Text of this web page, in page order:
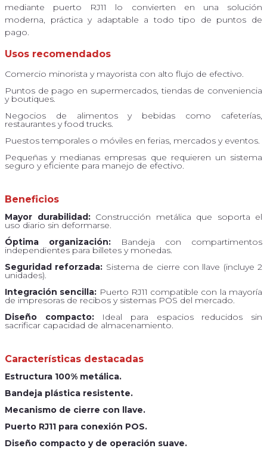
mediante puerto RJ11 lo convierten en una solución
moderna, práctica y adaptable a todo tipo de puntos de
pago.
Usos recomendados
Comercio minorista y mayorista con alto flujo de efectivo.
Puntos de pago en supermercados, tiendas de conveniencia
y boutiques.
Negocios de alimentos y bebidas como cafeterías,
restaurantes y food trucks.
Puestos temporales o móviles en ferias, mercados y eventos.
Pequeñas y medianas empresas que requieren un sistema
seguro y eficiente para manejo de efectivo.
Beneficios
Mayor durabilidad:Construcción metálica que soporta el
uso diario sin deformarse.
Óptima organización: Bandeja con compartimentos
independientes para billetes y monedas.
Seguridad reforzada: Sistema de cierre con llave (incluye 2
unidades).
Integración sencilla: Puerto RJ11 compatible con la mayoría
de impresoras de recibos y sistemas POS del mercado.
Diseño compacto:Ideal para espacios reducidos sin
sacrificar capacidad de almacenamiento.
Características destacadas
Estructura 100% metálica.
Bandeja plástica resistente.
Mecanismo de cierre con llave.
Puerto RJ11 para conexión POS.
Diseño compacto y de operación suave.